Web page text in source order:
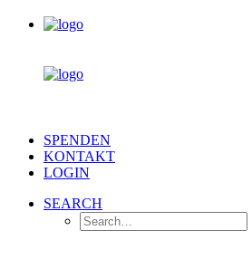
SPENDEN
KONTAKT
LOGIN
SEARCH